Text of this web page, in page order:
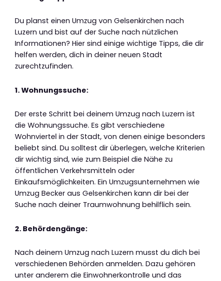
Du planst einen Umzug von Gelsenkirchen nach
Luzern und bist auf der Suche nach nützlichen
Informationen? Hier sind einige wichtige Tipps, die dir
helfen werden, dich in deiner neuen Stadt
zurechtzufinden.
1. Wohnungssuche:
Der erste Schritt bei deinem Umzug nach Luzern ist
die Wohnungssuche. Es gibt verschiedene
Wohnviertel in der Stadt, von denen einige besonders
beliebt sind. Du solltest dir überlegen, welche Kriterien
dir wichtig sind, wie zum Beispiel die Nähe zu
öffentlichen Verkehrsmitteln oder
Einkaufsmöglichkeiten. Ein Umzugsunternehmen wie
Umzug Becker aus Gelsenkirchen kann dir bei der
Suche nach deiner Traumwohnung behilflich sein.
2. Behördengänge:
Nach deinem Umzug nach Luzern musst du dich bei
verschiedenen Behörden anmelden. Dazu gehören
unter anderem die Einwohnerkontrolle und das